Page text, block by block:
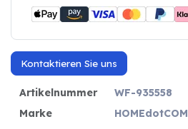
Kontaktieren Sie uns
Artikelnummer
WF-935558
Marke
HOMEdotCOM